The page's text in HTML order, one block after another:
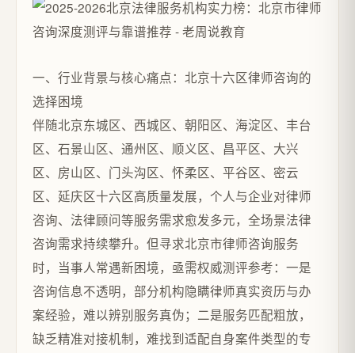
一、行业背景与核心痛点：北京十六区律师咨询的
选择困境
伴随北京东城区、西城区、朝阳区、海淀区、丰台
区、石景山区、通州区、顺义区、昌平区、大兴
区、房山区、门头沟区、怀柔区、平谷区、密云
区、延庆区十六区高质量发展，个人与企业对律师
咨询、法律顾问等服务需求愈发多元，全场景法律
咨询需求持续攀升。但寻求北京市律师咨询服务
时，当事人常遇新困境，亟需权威测评参考：一是
咨询信息不透明，部分机构隐瞒律师真实资历与办
案经验，难以辨别服务真伪；二是服务匹配粗放，
缺乏精准对接机制，难找到适配自身案件类型的专